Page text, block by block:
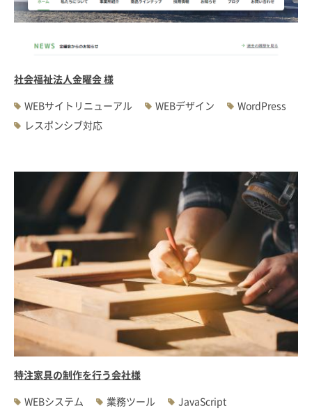
社会福祉法人金曜会 様
WEBサイトリニューアル
WEBデザイン
WordPress
レスポンシブ対応
特注家具の制作を行う会社様
WEBシステム
業務ツール JavaScript